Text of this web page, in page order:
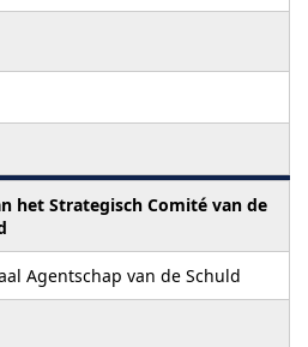
het Strategisch Comité van de
Agentschap van de Schuld